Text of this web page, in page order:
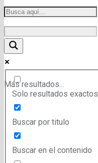
Más resultados...
Solo resultados exactos
Buscar por titulo
Buscar en el contenido